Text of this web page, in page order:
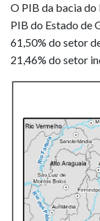
O PIB da bacia
PIB do Estado de
61,50% do setor
21,46% do setor